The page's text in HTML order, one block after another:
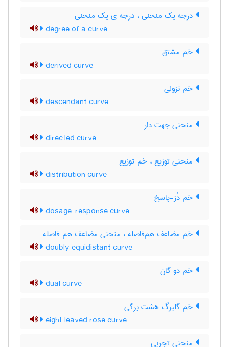
درجه یک منحنی ، درجه ی یک منحنی
degree of a curve
خم مشتق
derived curve
خم نزولی
descendant curve
منحنی جهت دار
directed curve
منحنی توزیع ، خم توزیع
distribution curve
خم دُز-پاسخ
dosage-response curve
خم مضاعف هم‌فاصله ، منحنی مضاعف هم فاصله
doubly equidistant curve
خم دو گان
dual curve
خم گلبرگ هشت برگی
eight leaved rose curve
منحنی تجربی